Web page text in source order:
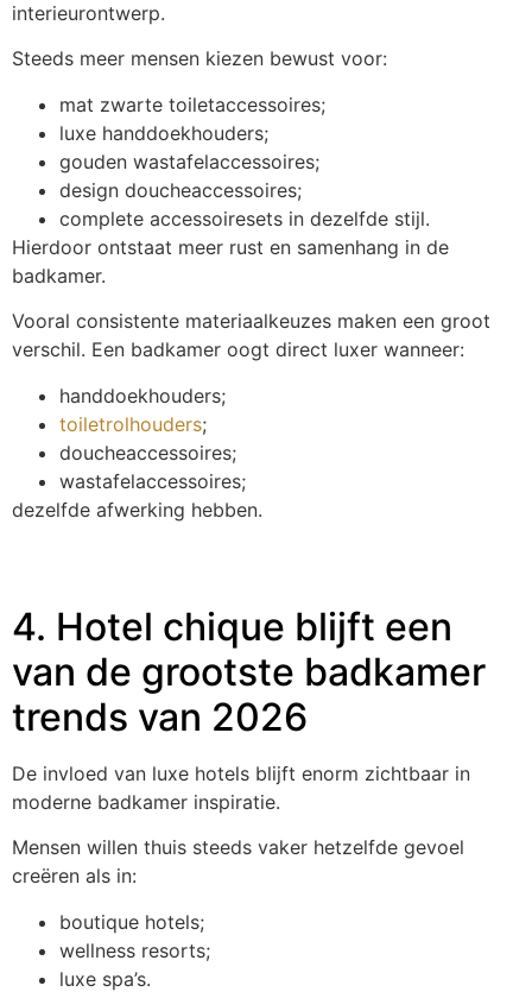
interieurontwerp.
Steeds meer mensen kiezen bewust voor:
mat zwarte toiletaccessoires;
luxe handdoekhouders;
gouden wastafelaccessoires;
design doucheaccessoires;
complete accessoiresets in dezelfde stijl.
Hierdoor ontstaat meer rust en samenhang in de
badkamer.
Vooral consistente materiaalkeuzes maken een groot
verschil. Een badkamer oogt direct luxer wanneer:
handdoekhouders;
toiletrolhouders;
doucheaccessoires;
wastafelaccessoires;
dezelfde afwerking hebben.
4. Hotel chique blijft een
van de grootste badkamer
trends van 2026
De invloed van luxe hotels blijft enorm zichtbaar in
moderne badkamer inspiratie.
Mensen willen thuis steeds vaker hetzelfde gevoel
creëren als in:
boutique hotels;
wellness resorts;
luxe spa’s.